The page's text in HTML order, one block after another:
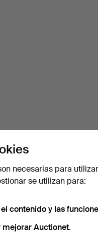
necesarias para
se utilizan para:
contenido y las
mejorar Auctionet.